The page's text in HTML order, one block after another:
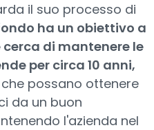
il suo processo di
ha un obiettivo a
di mantenere le
per circa 10 anni,
possano ottenere
da un buon
l'azienda nel